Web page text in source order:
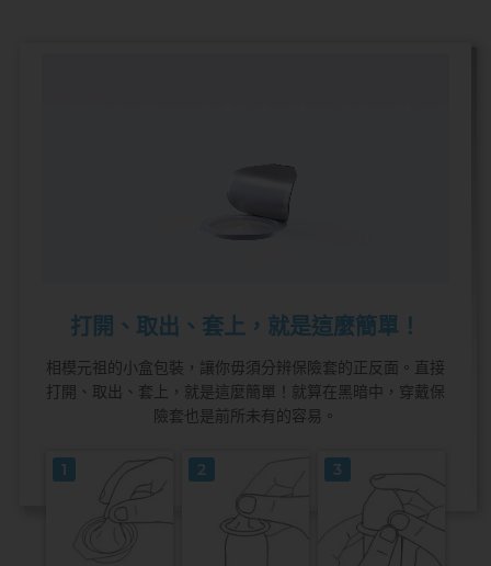
打開、取出、套上，就是這麼簡單！
相模元祖的小盒包裝，讓你毋須分辨保險套的正反面。直接
打開、取出、套上，就是這麼簡單！就算在黑暗中，穿戴保
險套也是前所未有的容易。
1 2 3